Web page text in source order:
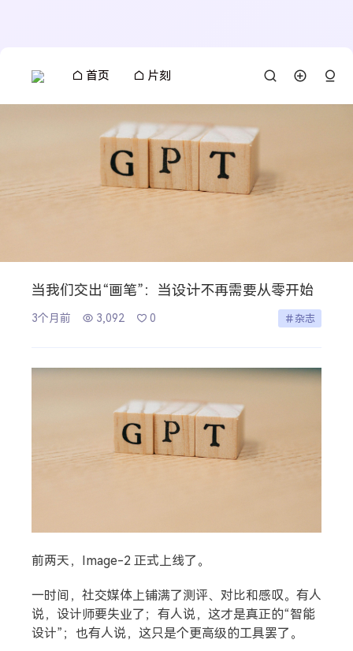
首页 片刻
热门分类
当我们交出“画笔”：当设计不再需要从零开始
3个月前 3,092 0 杂志
前两天，Image-2 正式上线了。
一时间，社交媒体上铺满了测评、对比和感叹。有人
说，设计师要失业了；有人说，这才是真正的“智能
设计”；也有人说，这只是个更高级的工具罢了。